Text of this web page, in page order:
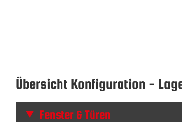
Übersicht Konfiguration -
Fenster & Türen